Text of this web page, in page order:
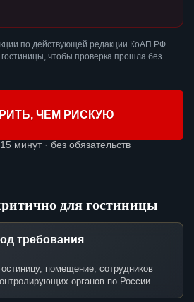
по действующей редакции КоАП РФ.
чтобы проверка прошла без
ЧЕМ РИСКУЮ
минут · без обязательств
для гостиницы
требования
помещение, сотрудников
органов по России.